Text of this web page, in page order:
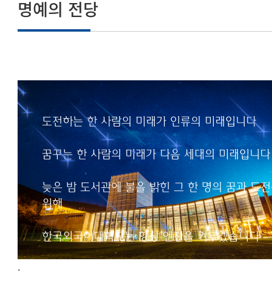
명예의 전당
도전하는 한 사람의 미래가 인류의 미래입니다
꿈꾸는 한 사람의 미래가 다음 세대의 미래입니다
늦은 밤 도서관에 불을 밝힌 그 한 명의 꿈과 도
위해
한국외국어대학교는 항상 엔진을 켜두겠습니다
도전하는 한 사람의 미래가
인류의 미래입니다
꿈꾸는 한 사람의 미래가
다음 세대의 미래입니다
늦은 밤 도서관에 불을 밝힌
그 한 명의 꿈과 도전을 위해
한국외국어대학교는
항상 엔진을 켜두겠습니다
.